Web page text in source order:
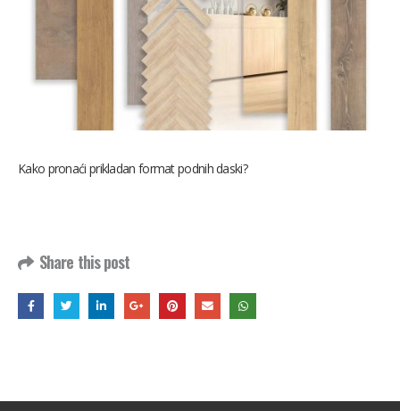
Kako pronaći prikladan format podnih daski?
Share this post